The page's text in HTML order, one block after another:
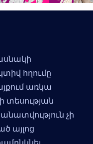
հղումը
առկա
տեսության
չի
այլոց